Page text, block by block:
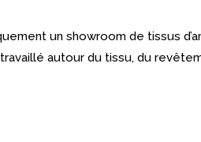
un showroom de tissus
autour du tissu, du